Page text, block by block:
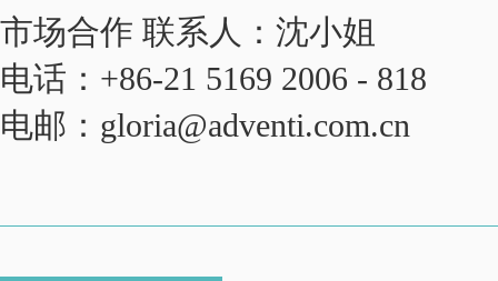
市场合作 联系人：沈小姐
电话：+86-21 5169 2006 - 818
电邮：gloria@adventi.com.cn